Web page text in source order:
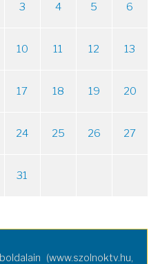
3 4 5 6
10 11 12 13
17 18 19 20
24 25 26 27
31
(www.szolnoktv.hu,